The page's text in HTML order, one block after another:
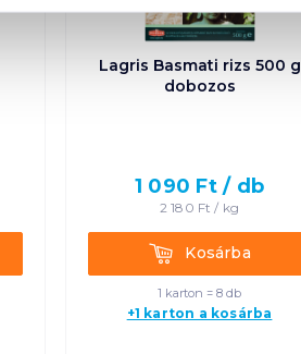
Lagris Basmati rizs 500 g
dobozos
1 090 Ft / db
2 180 Ft / kg
KosárbaKosárba
1 karton = 8 db
+1 karton a kosárba